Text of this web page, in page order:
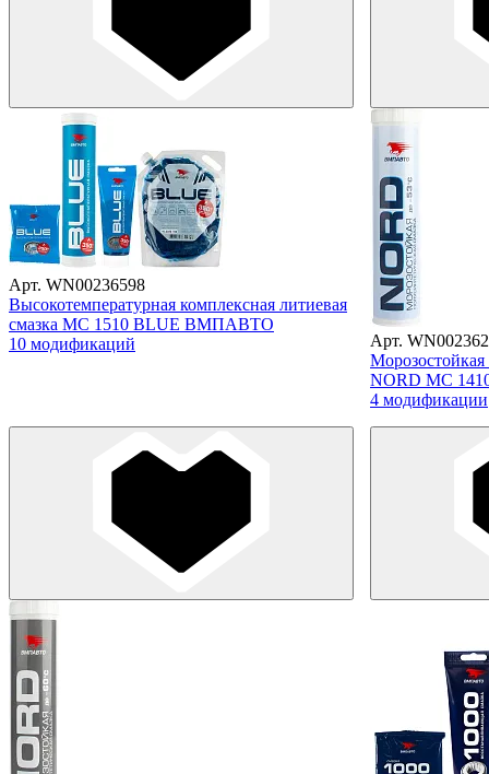
Арт. WN00236598
Высокотемпературная комплексная литиевая
смазка МС 1510 BLUE ВМПАВТО
10 модификаций
Арт.
Морозостойкая
NORD МС
4 модификации